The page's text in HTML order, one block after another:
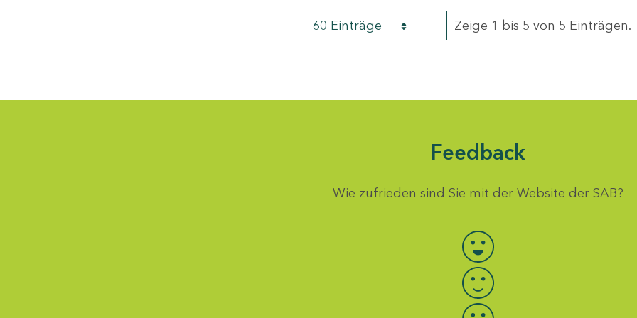
60 Einträge Zeige 1 bis 5 von 5 Einträgen.
Feedback
Wie zufrieden sind Sie mit der Website der SAB?
Bewertung auswählen